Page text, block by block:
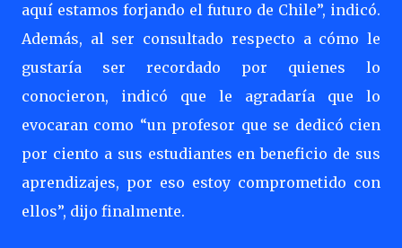
aquí estamos forjando el futuro de Chile”, indicó.
Además, al ser consultado respecto a cómo le
gustaría ser recordado por quienes lo
conocieron, indicó que le agradaría que lo
evocaran como “un profesor que se dedicó cien
por ciento a sus estudiantes en beneficio de sus
aprendizajes, por eso estoy comprometido con
ellos”, dijo finalmente.